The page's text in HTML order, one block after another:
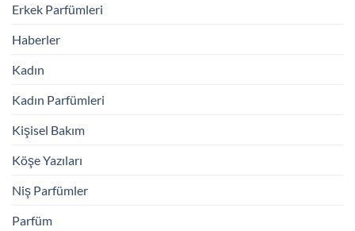
Erkek Parfümleri
Haberler
Kadın
Kadın Parfümleri
Kişisel Bakım
Köşe Yazıları
Niş Parfümler
Parfüm